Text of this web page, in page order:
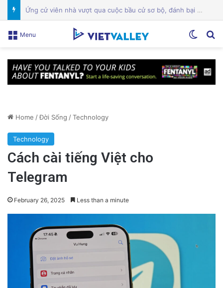
Một địa điểm thứ hai ở trung tâm San Jose đóng cửa giữa cuộc chiến giấy phép
Menu
Home /Đời Sống /Technology
Technology
Cách cài tiếng Việt cho
Telegram
February 26, 2025 Less than a minute